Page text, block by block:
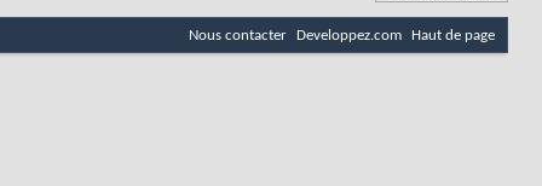
Nous contacter Developpez.com Haut de page